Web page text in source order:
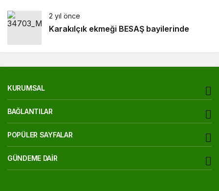
2 yıl önce
Karakılçık ekmeği BESAŞ bayilerinde
KURUMSAL
BAĞLANTILAR
POPÜLER SAYFALAR
GÜNDEME DAIR